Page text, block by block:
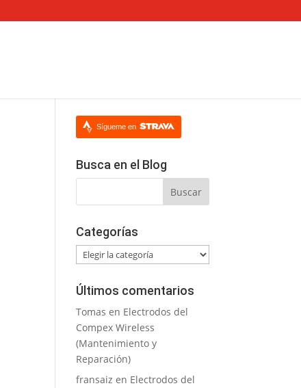
Sígueme en
Busca en el Blog
Categorías
Categorías
Últimos comentarios
Tomas en Electrodos del
Compex Wireless
(Mantenimiento y
Reparación)
fransaiz en Electrodos del